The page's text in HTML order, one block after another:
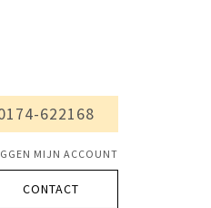
622168
MIJN ACCOUNT
CONTACT